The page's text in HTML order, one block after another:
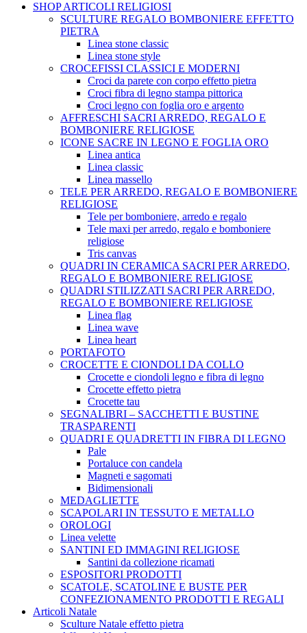
SHOP ARTICOLI RELIGIOSI
SCULTURE REGALO BOMBONIERE EFFETTO
PIETRA
Linea stone classic
Linea stone style
CROCEFISSI CLASSICI E MODERNI
Croci da parete con corpo effetto pietra
Croci fibra di legno stampa pittorica
Croci legno con foglia oro e argento
AFFRESCHI SACRI ARREDO, REGALO E
BOMBONIERE RELIGIOSE
ICONE SACRE IN LEGNO E FOGLIA ORO
Linea antica
Linea classic
Linea massello
TELE PER ARREDO, REGALO E BOMBONIERE
RELIGIOSE
Tele per bomboniere, arredo e regalo
Tele maxi per arredo, regalo e bomboniere
religiose
Tris canvas
QUADRI IN CERAMICA SACRI PER ARREDO,
REGALO E BOMBONIERE RELIGIOSE
QUADRI STILIZZATI SACRI PER ARREDO,
REGALO E BOMBONIERE RELIGIOSE
Linea flag
Linea wave
Linea heart
PORTAFOTO
CROCETTE E CIONDOLI DA COLLO
Crocette e ciondoli legno e fibra di legno
Crocette effetto pietra
Crocette tau
SEGNALIBRI – SACCHETTI E BUSTINE
TRASPARENTI
QUADRI E QUADRETTI IN FIBRA DI LEGNO
Pale
Portaluce con candela
Magneti e sagomati
Bidimensionali
MEDAGLIETTE
SCAPOLARI IN TESSUTO E METALLO
OROLOGI
Linea velette
SANTINI ED IMMAGINI RELIGIOSE
Santini da collezione ricamati
ESPOSITORI PRODOTTI
SCATOLE, SCATOLINE E BUSTE PER
CONFEZIONAMENTO PRODOTTI E REGALI
Articoli Natale
Sculture Natale effetto pietra